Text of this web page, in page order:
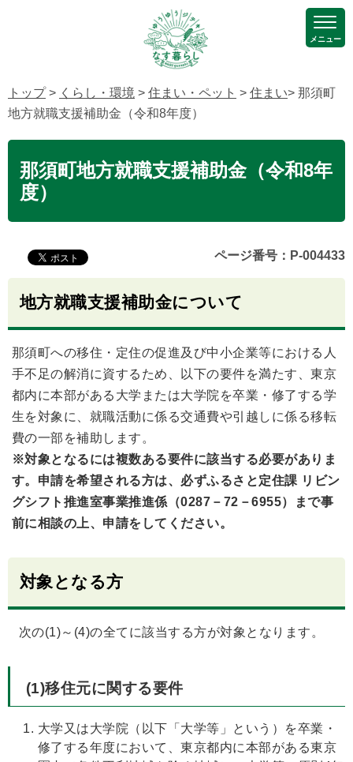
メニュー
トップ> くらし・環境 > 住まい・ペット > 住まい> 那須町
地方就職支援補助金（令和8年度）
那須町地方就職支援補助金（令和8年
度）
ページ番号：P-004433
地方就職支援補助金について
那須町への移住・定住の促進及び中小企業等における人
手不足の解消に資するため、以下の要件を満たす、東京
都内に本部がある大学または大学院を卒業・修了する学
生を対象に、就職活動に係る交通費や引越しに係る移転
費の一部を補助します。
※対象となるには複数ある要件に該当する必要がありま
す。申請を希望される方は、必ずふるさと定住課 リビン
グシフト推進室事業推進係（0287－72－6955）まで事
前に相談の上、申請をしてください。
対象となる方
次の(1)～(4)の全てに該当する方が対象となります。
(1)移住元に関する要件
大学又は大学院（以下「大学等」という）を卒業・
修了する年度において、東京都内に本部がある東京